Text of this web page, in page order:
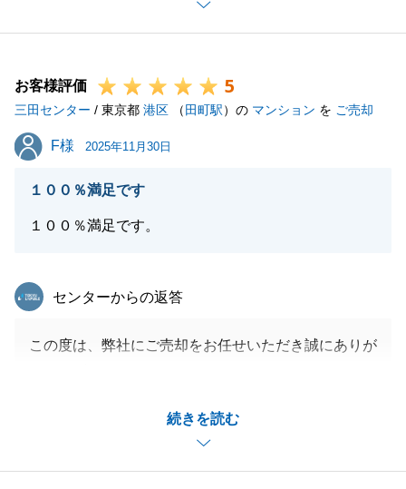
この度は、三田センターをご利用いただきましてあり
がとうございました。
閉じる
お客様評価 5
三田センター / 東京都 港区 （ 田町駅）の マンション を ご売却
F様
F様 2025年11月30日
１００％満足です
１００％満足です。
続きを読む
東急リバブル
センターからの返答
この度は、弊社にご売却をお任せいただき誠にありが
今後の営業活動の励みになります。
引き続きお困りごと等ございましたらお気軽にご連絡
ください。